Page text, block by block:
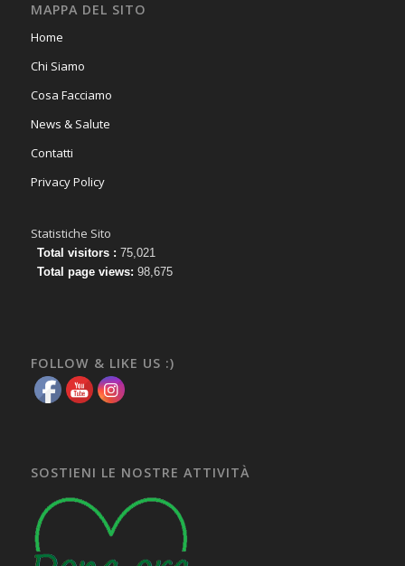
MAPPA DEL SITO
Home
Chi Siamo
Cosa Facciamo
News & Salute
Contatti
Privacy Policy
Statistiche Sito
Total visitors : 75,021
Total page views: 98,675
FOLLOW & LIKE US :)
SOSTIENI LE NOSTRE ATTIVITÀ